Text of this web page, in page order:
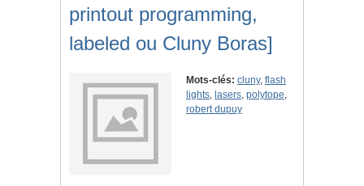
printout programming,
labeled ou Cluny Boras]
Mots-clés: cluny, flash
lights, lasers, polytope,
robert dupuy